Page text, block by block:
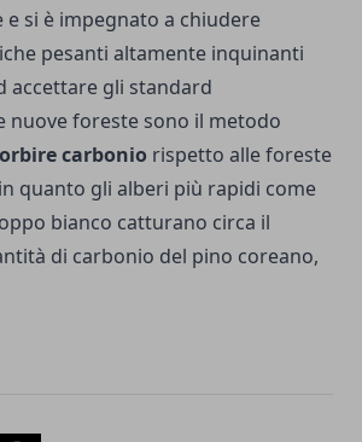
si è impegnato a chiudere
pesanti altamente inquinanti
accettare gli standard
nuove foreste sono il metodo
carbonio rispetto alle foreste
quanto gli alberi più rapidi come
bianco catturano circa il
di carbonio del pino coreano,